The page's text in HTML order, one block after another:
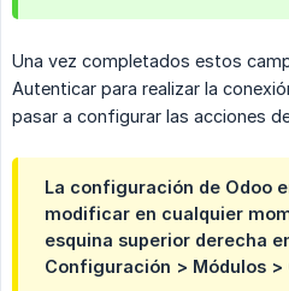
Una vez completados estos
Autenticar para realizar la
pasar a configurar las acciones
La configuración de Odoo
modificar en cualquier
esquina superior derecha
Configuración > Módulos >